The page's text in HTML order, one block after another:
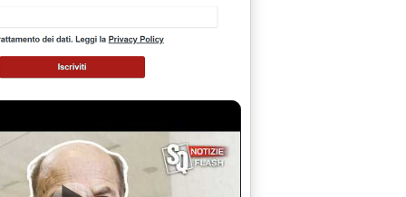
2002 alle 15.59.